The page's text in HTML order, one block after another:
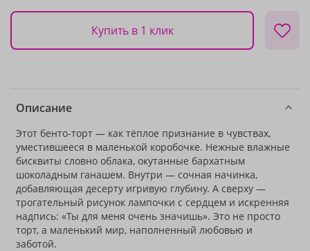
Купить в 1 клик
Описание
Этот бенто-торт — как тёплое признание в чувствах,
уместившееся в маленькой коробочке. Нежные влажные
бисквиты словно облака, окутанные бархатным
шоколадным ганашем. Внутри — сочная начинка,
добавляющая десерту игривую глубину. А сверху —
трогательный рисунок лампочки с сердцем и искренняя
надпись: «Ты для меня очень значишь». Это не просто
торт, а маленький мир, наполненный любовью и
заботой.